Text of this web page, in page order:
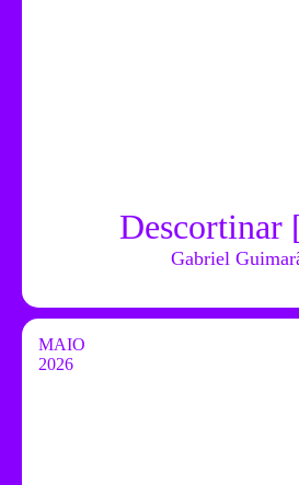
Descortinar
Gabriel
MAIO
2026